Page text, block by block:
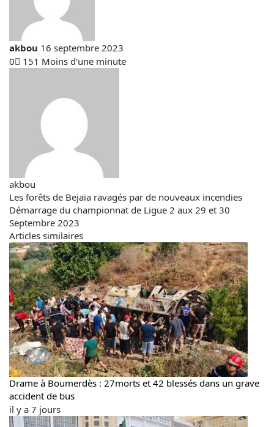
akbou Envoyer
un
16 septembre 2023
0
151 Moins d’une minute
akbou
Website
Les
forêts
de
Bejaia
ravagés
par
de
nouveaux
incendies
Les forêts de Bejaia ravagés par de nouveaux incendies
Démarrage
du
championnat
de
Ligue
2
aux
29
et
30
Septembre
2023
Démarrage du championnat de Ligue 2 aux 29 et 30
Septembre 2023
Articles similaires
Drame à Boumerdès : 27morts et 42 blessés dans un grave
accident de bus
il y a 7 jours